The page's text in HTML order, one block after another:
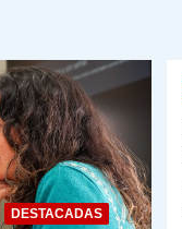
DESTACADAS